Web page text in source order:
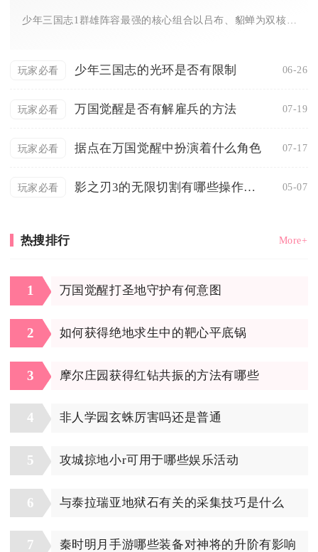
少年三国志1群雄阵容最强的核心组合以吕布、貂蝉为双核，搭配左...
玩家必看 少年三国志的光环是否有限制 06-26
玩家必看 万国觉醒是否有解雇兵的方法 07-19
玩家必看 据点在万国觉醒中扮演着什么角色 07-17
玩家必看 影之刃3的无限切割有哪些操作方法 05-07
热搜排行 More+
1 万国觉醒打圣地守护有何意图
2 如何获得绝地求生中的靶心平底锅
3 摩尔庄园获得红钻共振的方法有哪些
4 非人学园玄蛛厉害吗还是普通
5 攻城掠地小r可用于哪些娱乐活动
6 与泰拉瑞亚地狱石有关的采集技巧是什么
7 秦时明月手游哪些装备对神将的升阶有影响